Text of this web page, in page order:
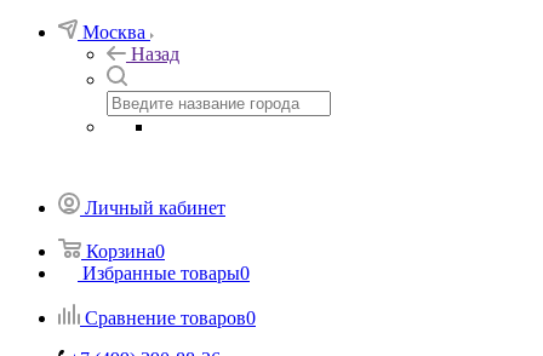
Москва
Назад
Личный кабинет
Корзина0
Избранные товары0
Сравнение товаров0